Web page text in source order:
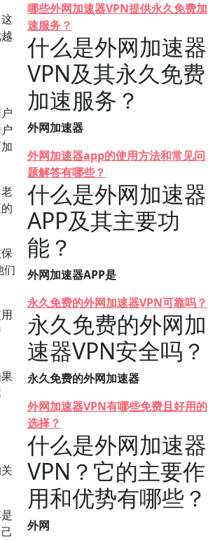
们
哪些外网加速器VPN提供永久免费加
速服务？
什么是外网加速器
VPN及其永久免费
加速服务？
外网加速器
外网加速器app的使用方法和常见问
题解答有哪些？
什么是外网加速器
APP及其主要功
能？
外网加速器APP是
永久免费的外网加速器VPN可靠吗？
永久免费的外网加
速器VPN安全吗？
永久免费的外网加速器
外网加速器VPN有哪些免费且好用的
选择？
什么是外网加速器
VPN？它的主要作
用和优势有哪些？
外网